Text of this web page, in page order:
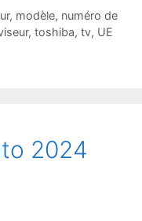
, modèle, numéro de
, toshiba, tv, UE
2024